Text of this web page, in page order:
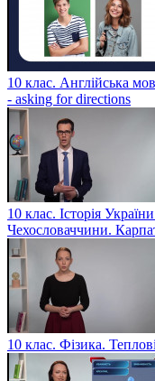
10 клас. Англійська
- asking for directions
10 клас. Історія
Чехословаччини.
10 клас. Фізика.